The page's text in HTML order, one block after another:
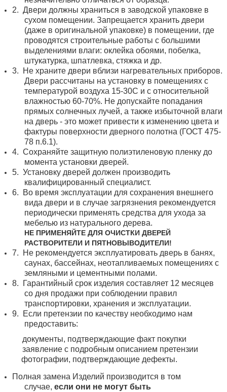
2. Двери должны храниться в заводской упаковке в
сухом помещении. Запрещается хранить двери
(даже в оригинальной упаковке) в помещении, где
проводятся строительные работы с большими
выделениями влаги: оклейка обоями, побелка,
штукатурка, шпатлевка, стяжка и др.
3.
Не храните двери вблизи нагревательных приборов.
Двери рассчитаны на установку в помещениях с
температурой воздуха 15-30С и с относительной
влажностью 60-70%. Не допускайте попадания
прямых солнечных лучей, а также избыточной влаги
на дверь - это может привести к изменению цвета и
фактуры поверхности дверного полотна (ГОСТ 475-
78 п.6.1).
4. Сохраняйте защитную полиэтиленовую пленку до
момента установки дверей.
5. Установку дверей должен производить
квалифицированный специалист.
6.
Во время эксплуатации для сохранения внешнего
вида двери и в случае загрязнения рекомендуется
периодически применять средства для ухода за
мебелью из натурального дерева.
НЕ ПРИМЕНЯЙТЕ ДЛЯ ОЧИСТКИ ДВЕРЕЙ
РАСТВОРИТЕЛИ И ПЯТНОВЫВОДИТЕЛИ!
7.
Не рекомендуется эксплуатировать дверь в банях,
саунах, бассейнах, неотапливаемых помещениях с
земляными и цементными полами.
8.
Гарантийный срок изделия составляет 12 месяцев
со дня продажи при соблюдении правил
транспортировки, хранения и эксплуатации.
9.
Если претензии по качеству необходимо нам
предоставить:
документы, подтверждающие факт покупки
заявление с подробным описанием претензии
фотографии, подтверждающие дефекты.
Полная замена Изделий производится в том
случае, если они не могут быть